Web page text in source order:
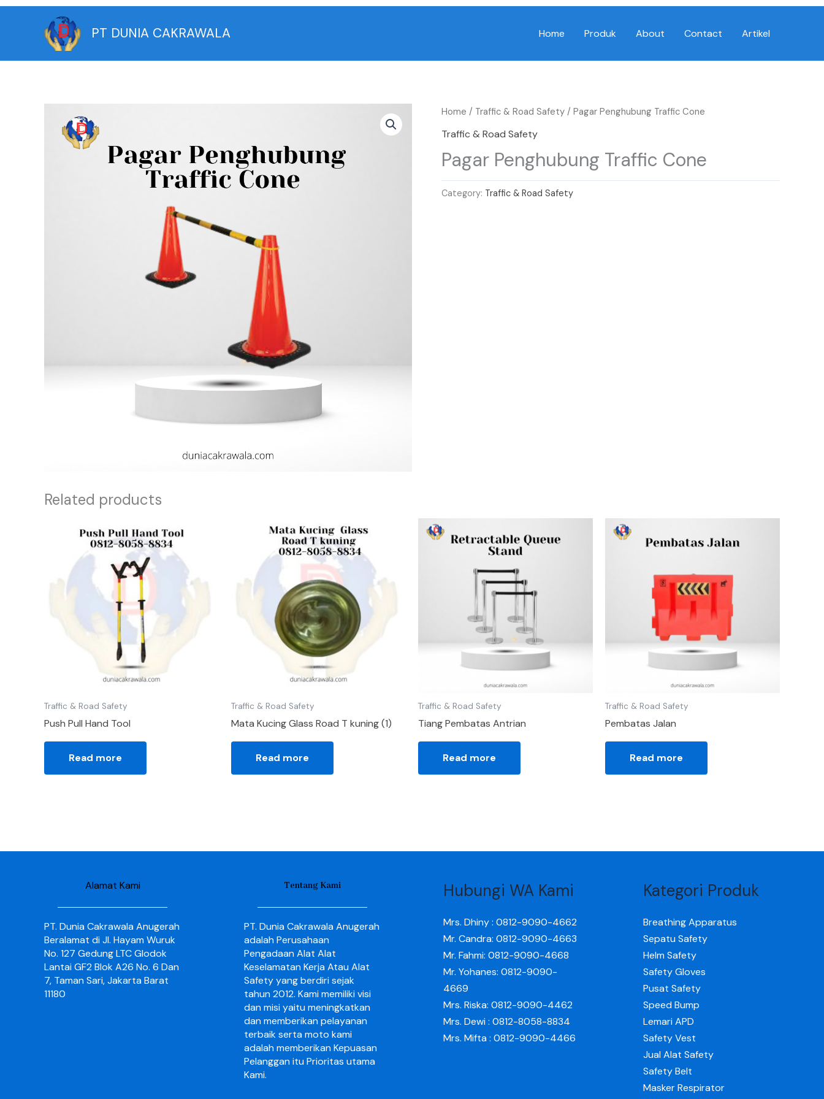
Skip
PT DUNIA CAKRAWALA Home Produk About Contact Artikel
Home / Traffic & Road Safety / Pagar Penghubung Traffic Cone
Traffic & Road Safety
Pagar Penghubung Traffic Cone
Category: Traffic & Road Safety
Related products
Traffic & Road Safety
Push Pull Hand Tool
Read more
Traffic & Road Safety
Mata Kucing Glass Road T kuning (1)
Read more
Traffic & Road Safety
Tiang Pembatas Antrian
Read more
Traffic & Road Safety
Pembatas Jalan
Read more
Alamat Kami
PT. Dunia Cakrawala Anugerah
Beralamat di Jl. Hayam Wuruk
No. 127 Gedung LTC Glodok
Lantai GF2 Blok A26 No. 6 Dan
7, Taman Sari, Jakarta Barat
11180
Tentang Kami
PT. Dunia Cakrawala Anugerah
adalah Perusahaan
Pengadaan Alat Alat
Keselamatan Kerja Atau Alat
Safety yang berdiri sejak
tahun 2012. Kami memiliki visi
dan misi yaitu meningkatkan
dan memberikan pelayanan
terbaik serta moto kami
adalah memberikan Kepuasan
Pelanggan itu Prioritas utama
Kami.
Hubungi WA Kami
Mrs. Dhiny : 0812-9090-4662
Mr. Candra: 0812-9090-4663
Mr. Fahmi: 0812-9090-4668
Mr. Yohanes: 0812-9090-
4669
Mrs. Riska: 0812-9090-4462
Mrs. Dewi : 0812-8058-8834
Mrs. Mifta : 0812-9090-4466
Kategori Produk
Breathing Apparatus
Sepatu Safety
Helm Safety
Safety Gloves
Pusat Safety
Speed Bump
Lemari APD
Safety Vest
Jual Alat Safety
Safety Belt
Masker Respirator